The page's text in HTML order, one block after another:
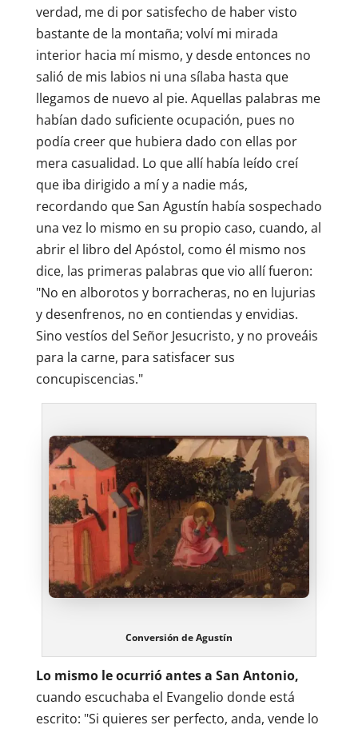
verdad, me di por satisfecho de haber visto
bastante de la montaña; volví mi mirada
interior hacia mí mismo, y desde entonces no
salió de mis labios ni una sílaba hasta que
llegamos de nuevo al pie. Aquellas palabras me
habían dado suficiente ocupación, pues no
podía creer que hubiera dado con ellas por
mera casualidad. Lo que allí había leído creí
que iba dirigido a mí y a nadie más,
recordando que San Agustín había sospechado
una vez lo mismo en su propio caso, cuando, al
abrir el libro del Apóstol, como él mismo nos
dice, las primeras palabras que vio allí fueron:
"No en alborotos y borracheras, no en lujurias
y desenfrenos, no en contiendas y envidias.
Sino vestíos del Señor Jesucristo, y no proveáis
para la carne, para satisfacer sus
concupiscencias."
Conversión de Agustín
Lo mismo le ocurrió antes a San Antonio,
cuando escuchaba el Evangelio donde está
escrito: "Si quieres ser perfecto, anda, vende lo